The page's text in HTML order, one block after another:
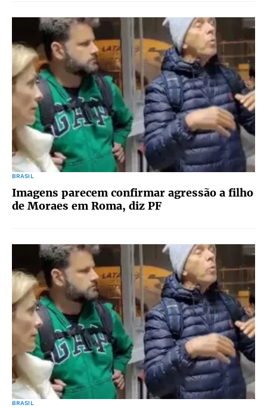
BRASIL
Imagens parecem confirmar agressão a filho
de Moraes em Roma, diz PF
BRASIL